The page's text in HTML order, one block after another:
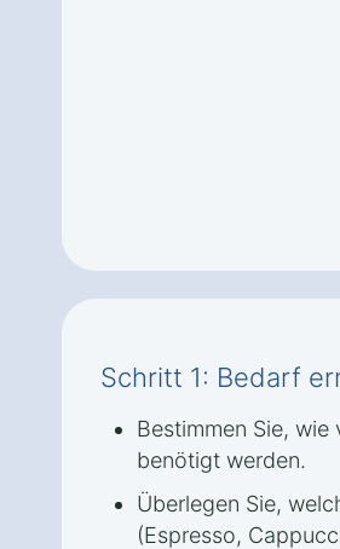
Schritt 1: Bedarf
Bestimmen Sie,
benötigt werden.
Überlegen Sie,
(Espresso,